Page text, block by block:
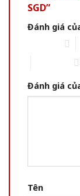
SGD”
Đánh giá
Đánh giá
Tên